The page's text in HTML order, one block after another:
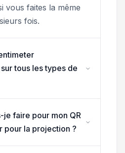
vous faites la même
fois.
tous les types de
je faire pour mon QR
pour la projection ?